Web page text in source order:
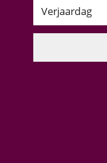
Verjaardag
Verjaardag